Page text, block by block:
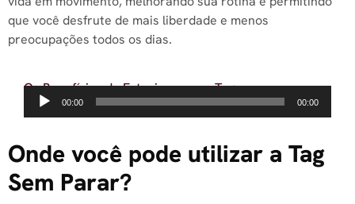
que você desfrute de mais liberdade e menos
preocupações todos os dias.
Os Benefícios de Estacionar com Tag
Tocador00:00 00:00
Onde você pode utilizar a Tag
Sem Parar?